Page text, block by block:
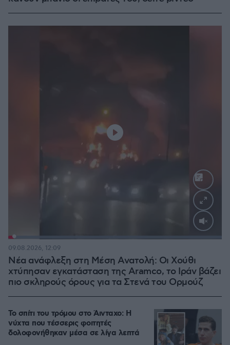
Νέα ανάφλεξη στη Μέση Ανατολή: Οι Χούθι
χτύπησαν εγκατάσταση της Aramco, το Ιράν βάζει
πιο σκληρούς όρους για τα Στενά του Ορμούζ
09.08.2026, 12:09
Το σπίτι του τρόμου στο Άινταχο: Η
νύχτα που τέσσερις φοιτητές
δολοφονήθηκαν μέσα σε λίγα λεπτά